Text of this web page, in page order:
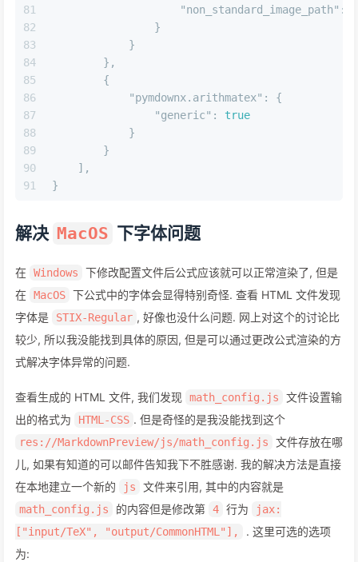
81
82
83
84
85
86
87
88
89
90
91
"non_standard_image_path" :
}
}
} ,
{
"pymdownx.arithmatex" :
{
"generic" :
true
}
}
] ,
}
解决 MacOS 下字体问题
在 Windows
下修改配置文件后公式应该就可以正常渲染了, 但是
在 MacOS 下公式中的字体会显得特别奇怪. 查看 HTML 文件发现
字体是
STIX-Regular , 好像也没什么问题. 网上对这个的讨论比
较少, 所以我没能找到具体的原因, 但是可以通过更改公式渲染的方
式解决字体异常的问题.
查看生成的 HTML 文件, 我们发现 math_config.js
文件设置输
出的格式为
HTML-CSS . 但是奇怪的是我没能找到这个
res://MarkdownPreview/js/math_config.js
文件存放在哪
儿, 如果有知道的可以邮件告知我下不胜感谢. 我的解决方法是直接
在本地建立一个新的
js 文件来引用, 其中的内容就是
math_config.js 的内容但是修改第 4 行为
jax:
["input/TeX", "output/CommonHTML"],
. 这里可选的选项
为: